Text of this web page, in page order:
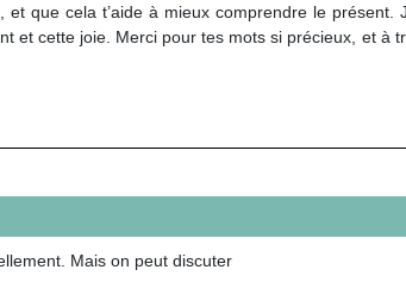
et que cela t’aide à mieux comprendre le
et cette joie. Merci pour tes mots si précieux, et à
Mais on peut discuter